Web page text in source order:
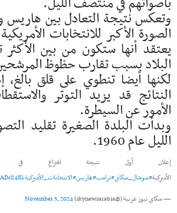
وتعكس نتيجة التعادل بين هاريس
الصورة الأكبر للانتخابات
يعتقد أنها ستكون من بين الأكثر
البلاد بسبب تقارب حظوظ
لكنها أيضا تنطوي على قلق بالغ،
النتائج قد يزيد التوتر
الأمور عن السيطرة.
وبدأت البلدة الصغيرة تقليد
الليل عام 1960.
إعلان أول نتيجة اقتراع في
الأميركية#سوشال_سكاي#ترامب#هاريس#الانتخابات_الأميركية
— سكاي نيوز عربية (@skynewsarabia)
November 5, 2024